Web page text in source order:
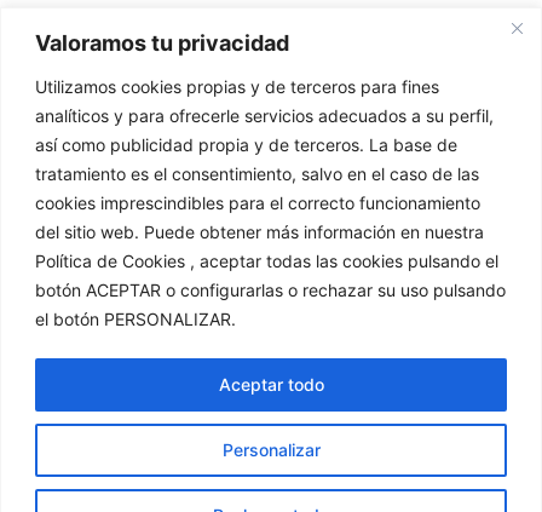
Valoramos tu privacidad
Utilizamos cookies propias y de terceros para fines
analíticos y para ofrecerle servicios adecuados a su perfil,
así como publicidad propia y de terceros. La base de
tratamiento es el consentimiento, salvo en el caso de las
cookies imprescindibles para el correcto funcionamiento
del sitio web. Puede obtener más información en nuestra
Política de Cookies , aceptar todas las cookies pulsando el
botón ACEPTAR o configurarlas o rechazar su uso pulsando
el botón PERSONALIZAR.
Personalizar
Aceptar todo
Exmo. Ayuntamiento de Alcalá la Real (Jaén)©2023.
Todos los derechos reservados.
Ayuntamiento Alcalá la Real